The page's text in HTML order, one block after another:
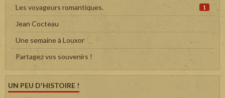
Les voyageurs romantiques. 1
Jean Cocteau
Une semaine à Louxor
Partagez vos souvenirs !
UN PEU D'HISTOIRE !